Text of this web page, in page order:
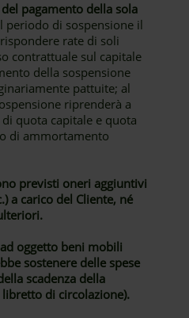
pagamento della sola
periodo di sospensione il
rate di soli
contrattuale sul capitale
della sospensione
pattuite; al
riprenderà a
quota capitale e quota
di ammortamento
previsti oneri aggiuntivi
a carico del Cliente, né
oggetto beni mobili
sostenere delle spese
scadenza della
di circolazione).